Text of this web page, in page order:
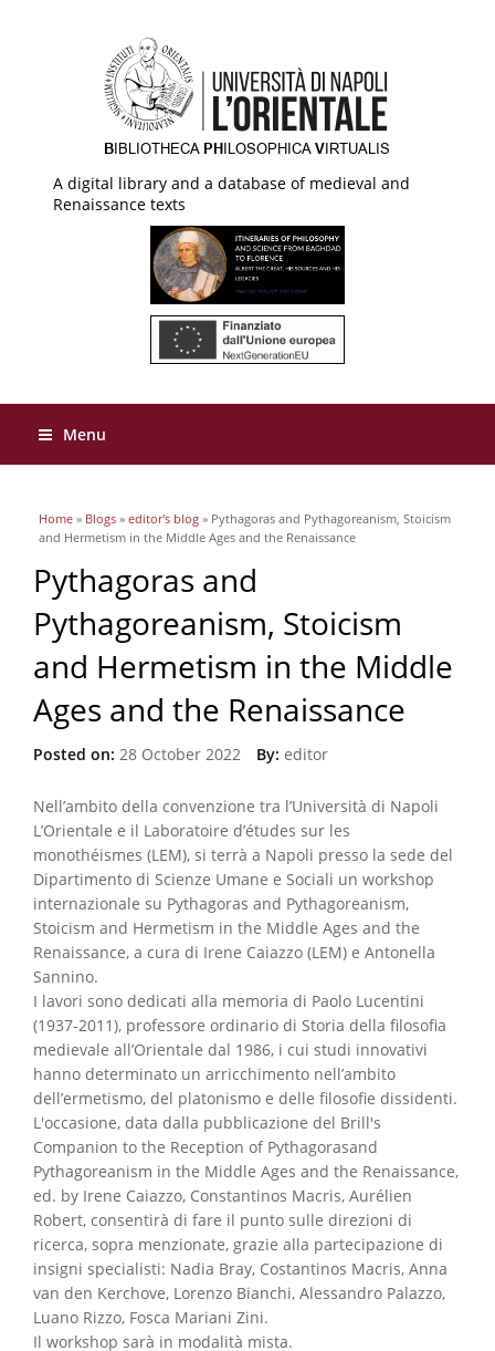
A digital library and a database of medieval and
Renaissance texts
Menu
You are here
Home » Blogs » editor's blog » Pythagoras and Pythagoreanism, Stoicism
and Hermetism in the Middle Ages and the Renaissance
Pythagoras and
Pythagoreanism, Stoicism
and Hermetism in the Middle
Ages and the Renaissance
Posted on: 28 October 2022 By: editor
Nell’ambito della convenzione tra l’Università di Napoli
L’Orientale e il Laboratoire d’études sur les
monothéismes (LEM), si terrà a Napoli presso la sede del
Dipartimento di Scienze Umane e Sociali un workshop
internazionale su Pythagoras and Pythagoreanism,
Stoicism and Hermetism in the Middle Ages and the
Renaissance, a cura di Irene Caiazzo (LEM) e Antonella
Sannino.
I lavori sono dedicati alla memoria di Paolo Lucentini
(1937-2011), professore ordinario di Storia della filosofia
medievale all’Orientale dal 1986, i cui studi innovativi
hanno determinato un arricchimento nell’ambito
dell’ermetismo, del platonismo e delle filosofie dissidenti.
L'occasione, data dalla pubblicazione del Brill's
Companion to the Reception of Pythagorasand
Pythagoreanism in the Middle Ages and the Renaissance,
ed. by Irene Caiazzo, Constantinos Macris, Aurélien
Robert, consentirà di fare il punto sulle direzioni di
ricerca, sopra menzionate, grazie alla partecipazione di
insigni specialisti: Nadia Bray, Costantinos Macris, Anna
van den Kerchove, Lorenzo Bianchi, Alessandro Palazzo,
Luano Rizzo, Fosca Mariani Zini.
Il workshop sarà in modalità mista.